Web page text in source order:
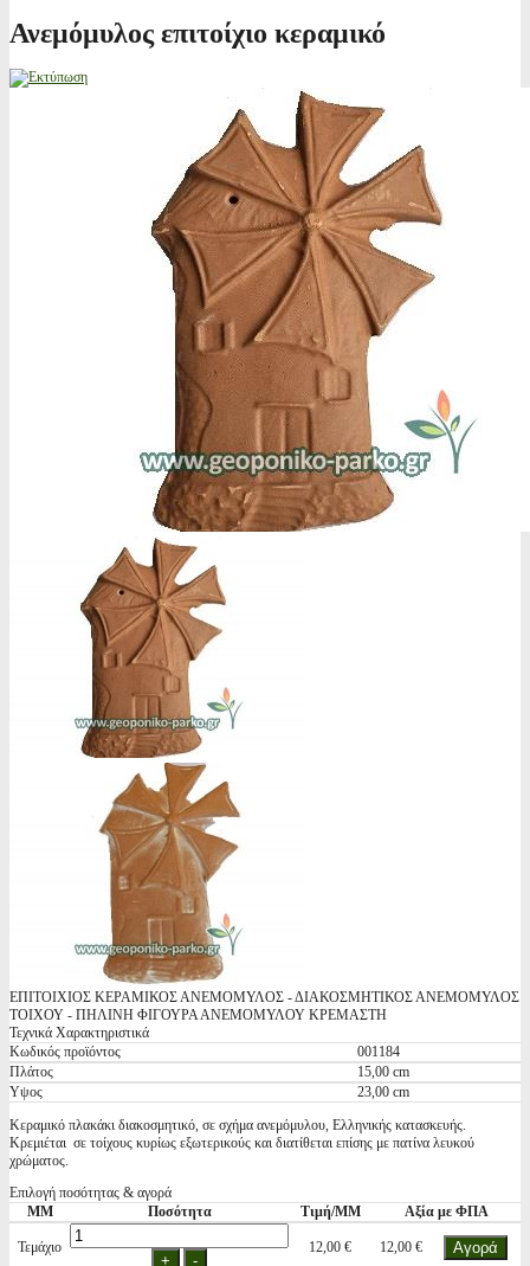
Ανεμόμυλος επιτοίχιο κεραμικό
ΕΠΙΤΟΙΧΙΟΣ ΚΕΡΑΜΙΚΟΣ ΑΝΕΜΟΜΥΛΟΣ - ΔΙΑΚΟΣΜΗΤΙΚΟΣ ΑΝΕΜΟΜΥΛΟΣ
ΤΟΙΧΟΥ - ΠΗΛΙΝΗ ΦΙΓΟΥΡΑ ΑΝΕΜΟΜΥΛΟΥ ΚΡΕΜΑΣΤΗ
Τεχνικά Χαρακτηριστικά
Κωδικός προϊόντος
001184
Πλάτος
15,00 cm
Υψος
23,00 cm
Κεραμικό πλακάκι διακοσμητικό, σε σχήμα ανεμόμυλου, Ελληνικής κατασκευής.
Κρεμιέται σε τοίχους κυρίως εξωτερικούς και διατίθεται επίσης με πατίνα λευκού
χρώματος.
Επιλογή ποσότητας & αγορά
ΜΜ
Ποσότητα Τιμή/ΜΜ Αξία με ΦΠΑ
Τεμάχιο 12,00 € 12,00 €